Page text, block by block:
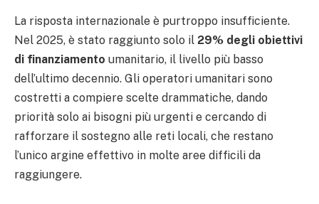
La risposta internazionale è purtroppo insufficiente.
Nel 2025, è stato raggiunto solo il 29% degli obiettivi
di finanziamento umanitario, il livello più basso
dell’ultimo decennio. Gli operatori umanitari sono
costretti a compiere scelte drammatiche, dando
priorità solo ai bisogni più urgenti e cercando di
rafforzare il sostegno alle reti locali, che restano
l’unico argine effettivo in molte aree difficili da
raggiungere.